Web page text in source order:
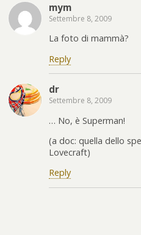
mym
Settembre 8, 2009
La foto di mammà?
Reply
dr
Settembre 8, 2009
… No, è Superman!
(a doc: quella dello
Lovecraft)
Reply